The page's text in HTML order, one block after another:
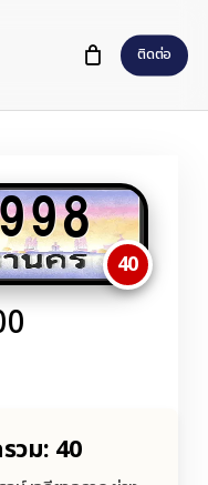
ติดต่อ
40
วม: 40